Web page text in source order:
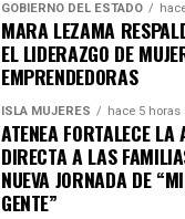
GOBIERNO DEL ESTADO
MARA LEZAMA
EL LIDERAZGO DE
EMPRENDEDORAS
ISLA MUJERES hace 5 horas
ATENEA FORTALECE LA
DIRECTA A LAS
NUEVA JORNADA DE
GENTE”